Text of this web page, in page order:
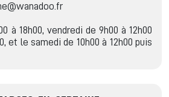
à 18h00, vendredi de 9h00 à 12h00
et le samedi de 10h00 à 12h00 puis